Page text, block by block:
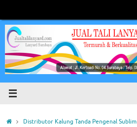
content
HomeDistributor Kalung Tanda Pengenal Sublim